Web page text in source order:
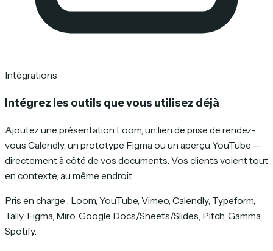
Intégrations
Intégrez les outils que vous utilisez déjà
Ajoutez une présentation Loom, un lien de prise de rendez-
vous Calendly, un prototype Figma ou un aperçu YouTube —
directement à côté de vos documents. Vos clients voient tout
en contexte, au même endroit.
Pris en charge : Loom, YouTube, Vimeo, Calendly, Typeform,
Tally, Figma, Miro, Google Docs/Sheets/Slides, Pitch, Gamma,
Spotify.